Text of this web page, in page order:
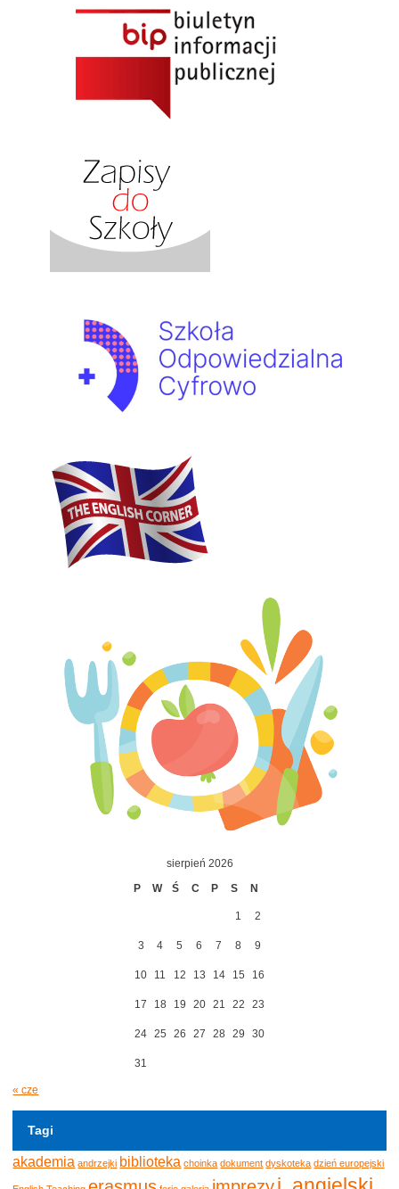
sierpień 2026
P
W Ś C P S N
1 2
3 4 5 6 7 8 9
10 11 12 13 14 15 16
17 18 19 20 21 22 23
24 25 26 27 28 29 30
31
« cze
Tagi
akademia andrzejki biblioteka choinka dokument dyskoteka dzień europejski